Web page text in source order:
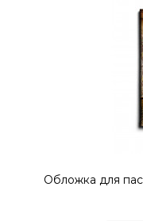
Обложка для